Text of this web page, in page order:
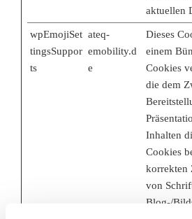
aktuellen
wpEmojiSet
tingsSuppor
ts
ateq-
emobility.d
e
Dieses
einem
Cookies
die dem
Inhalten
Cookies
korrekten
von
Blog-/